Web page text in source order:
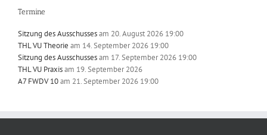
Termine
Sitzung des Ausschussesam 20. August 2026 19:00
THL VU Theorie am 14. September 2026 19:00
Sitzung des Ausschussesam 17. September 2026 19:00
THL VU Praxisam 19. September 2026
A7 FWDV 10am 21. September 2026 19:00